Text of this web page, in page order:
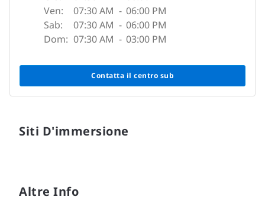
Ven:
07:30 AM - 06:00 PM
Sab:
07:30 AM - 06:00 PM
Dom: 07:30 AM - 03:00 PM
Contatta il centro sub
Siti D'immersione
Altre Info